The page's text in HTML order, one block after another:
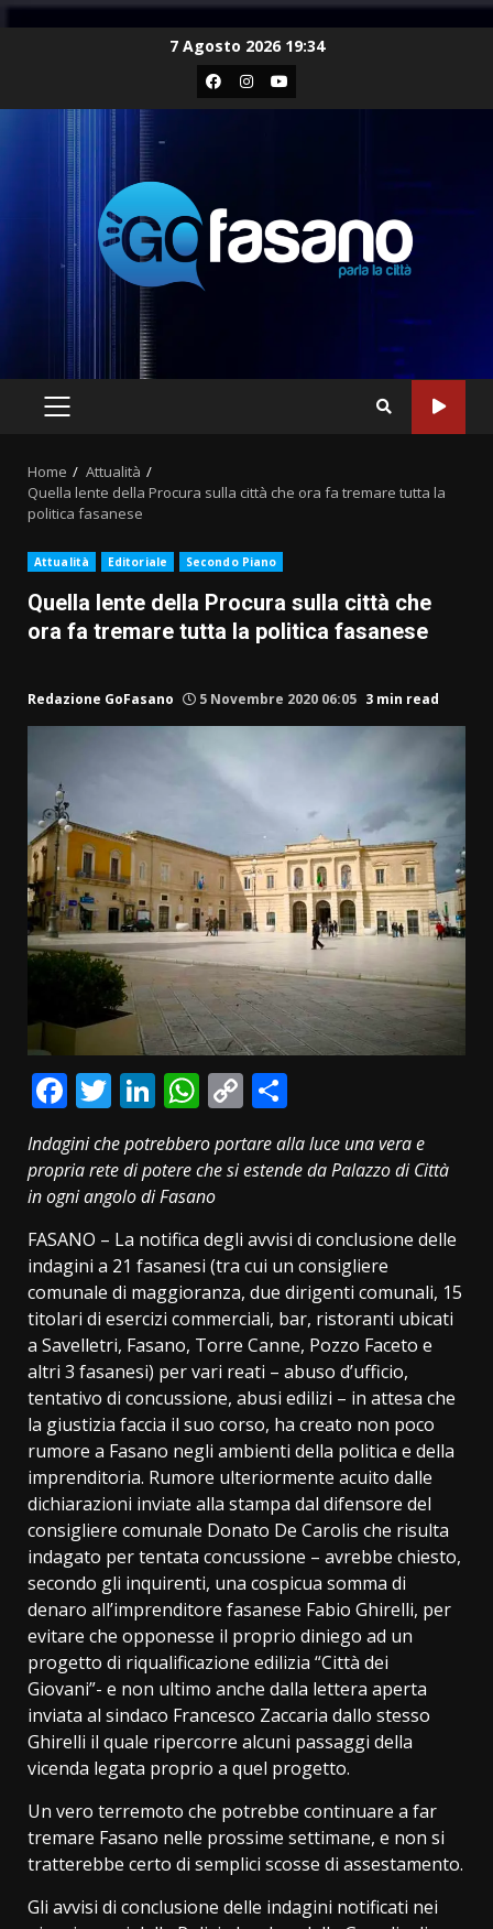
7 Agosto 2026 19:34
Facebook
Instagram
Youtube
PRIMARY
Home
Attualità
Quella lente della Procura sulla città che ora fa tremare tutta la
politica fasanese
Attualità Editoriale Secondo Piano
Quella lente della Procura sulla città che
ora fa tremare tutta la politica fasanese
Redazione GoFasano 5 Novembre 2020 06:05 3 min read
Facebook
Twitter
LinkedIn
WhatsApp
Copy
Link
Indagini che potrebbero portare alla luce una vera e
propria rete di potere che si estende da Palazzo di Città
in ogni angolo di Fasano
FASANO – La notifica degli avvisi di conclusione delle
indagini a 21 fasanesi (tra cui un consigliere
comunale di maggioranza, due dirigenti comunali, 15
titolari di esercizi commerciali, bar, ristoranti ubicati
a Savelletri, Fasano, Torre Canne, Pozzo Faceto e
altri 3 fasanesi) per vari reati – abuso d’ufficio,
tentativo di concussione, abusi edilizi – in attesa che
la giustizia faccia il suo corso, ha creato non poco
rumore a Fasano negli ambienti della politica e della
imprenditoria. Rumore ulteriormente acuito dalle
dichiarazioni inviate alla stampa dal difensore del
consigliere comunale Donato De Carolis che risulta
indagato per tentata concussione – avrebbe chiesto,
secondo gli inquirenti, una cospicua somma di
denaro all’imprenditore fasanese Fabio Ghirelli, per
evitare che opponesse il proprio diniego ad un
progetto di riqualificazione edilizia “Città dei
Giovani”- e non ultimo anche dalla lettera aperta
inviata al sindaco Francesco Zaccaria dallo stesso
Ghirelli il quale ripercorre alcuni passaggi della
vicenda legata proprio a quel progetto.
Un vero terremoto che potrebbe continuare a far
tremare Fasano nelle prossime settimane, e non si
tratterebbe certo di semplici scosse di assestamento.
Gli avvisi di conclusione delle indagini notificati nei